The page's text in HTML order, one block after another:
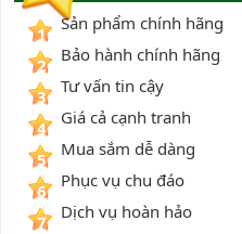
1
Sản phẩm chính hãng
2
Bảo hành chính hãng
3
Tư vấn tin cậy
4
Giá cả cạnh tranh
5
Mua sắm dễ dàng
6
Phục vụ chu đáo
7
Dịch vụ hoàn hảo